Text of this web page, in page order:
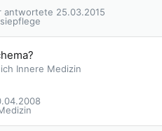
25.03.2015
Innere Medizin